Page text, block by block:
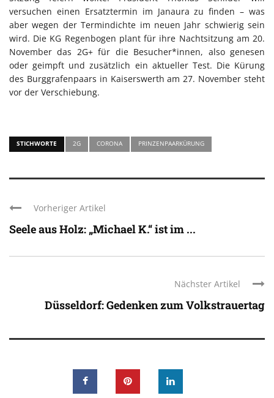
versuchen einen Ersatztermin im Janaura zu finden – was
aber wegen der Termindichte im neuen Jahr schwierig sein
wird. Die KG Regenbogen plant für ihre Nachtsitzung am 20.
November das 2G+ für die Besucher*innen, also genesen
oder geimpft und zusätzlich ein aktueller Test. Die Kürung
des Burggrafenpaars in Kaiserswerth am 27. November steht
vor der Verschiebung.
STICHWORTE 2G CORONA PRINZENPAARKÜRUNG
Vorheriger Artikel
Seele aus Holz: „Michael K.“ ist im ...
Nächster Artikel
Düsseldorf: Gedenken zum Volkstrauertag